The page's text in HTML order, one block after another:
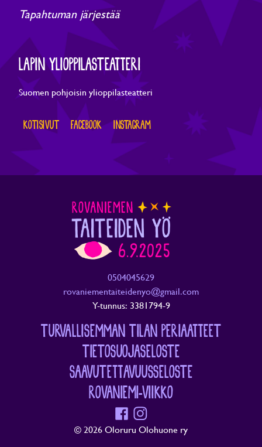
Tapahtuman järjestää
LAPIN YLIOPPILASTEATTERI
Suomen pohjoisin ylioppilasteatteri
KOTISIVUT FACEBOOK INSTAGRAM
0504045629
rovaniementaiteidenyo@gmail.com
Y-tunnus: 3381794-9
TURVALLISEMMAN TILAN PERIAATTEET
TIETOSUOJASELOSTE
SAAVUTETTAVUUSSELOSTE
ROVANIEMI-VIIKKO
Facebook
© 2026 Oloruru Olohuone ry